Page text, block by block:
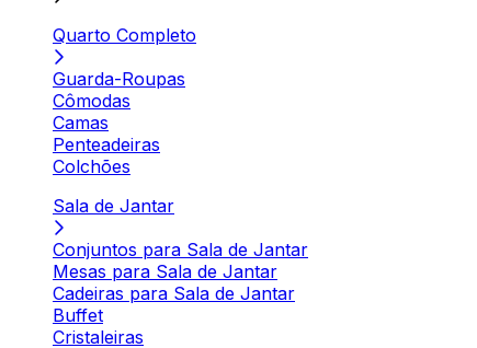
Quarto Completo
Guarda-Roupas
Cômodas
Camas
Penteadeiras
Colchões
Sala de Jantar
Conjuntos para Sala de Jantar
Mesas para Sala de Jantar
Cadeiras para Sala de Jantar
Buffet
Cristaleiras